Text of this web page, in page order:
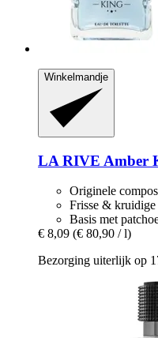
Winkelmandje
LA RIVE Amber
Originele
Frisse & kruidige
Basis met
€ 8,09 (€ 80,90 / l)
Bezorging uiterlijk op